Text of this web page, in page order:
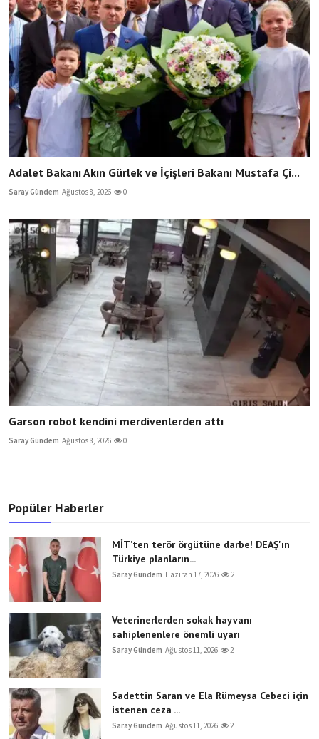
Adalet Bakanı Akın Gürlek ve İçişleri Bakanı Mustafa Çi...
Saray Gündem Ağustos 8, 2026 0
Garson robot kendini merdivenlerden attı
Saray Gündem Ağustos 8, 2026 0
Popüler Haberler
MİT’ten terör örgütüne darbe! DEAŞ'ın
Türkiye planların...
Saray Gündem Haziran 17, 2026 2
Veterinerlerden sokak hayvanı
sahiplenenlere önemli uyarı
Saray Gündem Ağustos 11, 2026 2
Sadettin Saran ve Ela Rümeysa Cebeci için
istenen ceza ...
Saray Gündem Ağustos 11, 2026 2